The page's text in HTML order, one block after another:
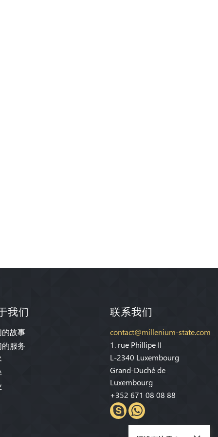
我们
的故事
服务
联系我们
contact@millenium-state.com
1. rue Phillipe II
L-2340 Luxembourg
Grand-Duché de
Luxembourg
+352 671 08 08 88